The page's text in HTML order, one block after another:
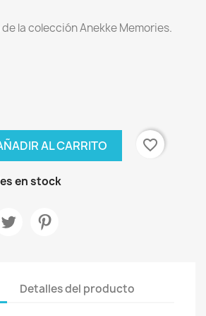
la colección Anekke Memories.
AL CARRITO favorite_border
en stock
Detalles del producto